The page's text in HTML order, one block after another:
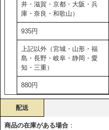
井・滋賀・京都・大阪・兵
庫・奈良・和歌山）
935円
上記以外（宮城・山形・福
島・長野・岐阜・静岡・愛
知・三重）
880円
配送
商品の在庫がある場合 ：